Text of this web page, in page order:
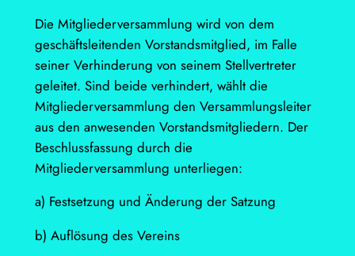
Die Mitgliederversammlung wird von dem
geschäftsleitenden Vorstandsmitglied, im Falle
seiner Verhinderung von seinem Stellvertreter
geleitet. Sind beide verhindert, wählt die
Mitgliederversammlung den Versammlungsleiter
aus den anwesenden Vorstandsmitgliedern. Der
Beschlussfassung durch die
Mitgliederversammlung unterliegen:
a) Festsetzung und Änderung der Satzung
b) Auflösung des Vereins